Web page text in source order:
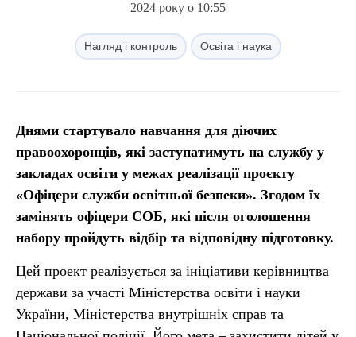
2024 року о 10:55
Нагляд і контроль Освіта і наука
Днями стартувало навчання для діючих
правоохоронців, які заступатимуть на службу у
закладах освіти у межах реалізації проєкту
«Офіцери служби освітньої безпеки». Згодом їх
замінять офіцери СОБ, які після оголошення
набору пройдуть відбір та відповідну підготовку.
Цей проект реалізується за ініціативи керівництва
держави за участі Міністерства освіти і науки
України, Міністерства внутрішніх справ та